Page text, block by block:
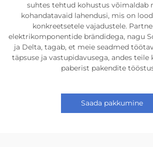
suhtes tehtud kohustus võimaldab
kohandatavaid lahendusi, mis on
konkreetsetele vajadustele.
elektrikomponentide brändidega, nagu
ja Delta, tagab, et meie seadmed
täpsuse ja vastupidavusega, andes teile
paberist pakendite
Saada pakkumine